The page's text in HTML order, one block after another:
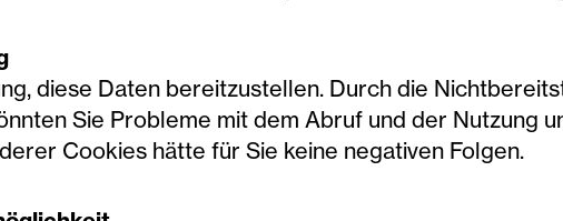
diese Daten bereitzustellen. Durch die
Sie Probleme mit dem Abruf und der Nutzung
Cookies hätte für Sie keine negativen Folgen.